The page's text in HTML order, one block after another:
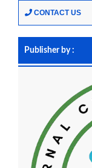
CONTACT US
Publisher by :